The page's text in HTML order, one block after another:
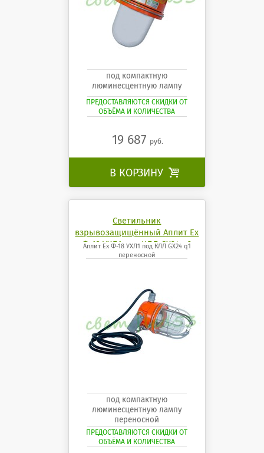
под компактную
люминесцентную лампу
ПРЕДОСТАВЛЯЮТСЯ СКИДКИ ОТ
ОБЪЁМА И КОЛИЧЕСТВА
19 687 руб.
В КОРЗИНУ 
Светильник
взрывозащищённый Аплит Ех
Ф-18 УХЛ1 под КЛЛ GX24 q2
переносной
Аплит Ех Ф-18 УХЛ1 под КЛЛ GX24 q1
переносной
под компактную
люминесцентную лампу
переносной
ПРЕДОСТАВЛЯЮТСЯ СКИДКИ ОТ
ОБЪЁМА И КОЛИЧЕСТВА